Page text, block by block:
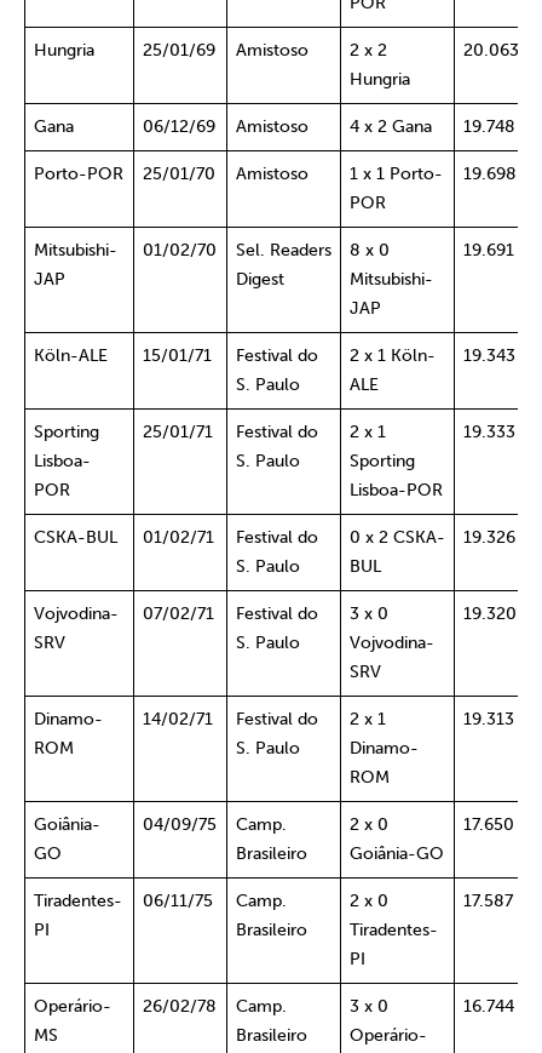
Hungria 25/01/69 Amistoso
2 x 2
Hungria
20.063
Gana 06/12/69 Amistoso 4 x 2 Gana 19.748
Porto-POR 25/01/70 Amistoso
1 x 1 Porto-
POR
19.698
Mitsubishi-
JAP
01/02/70
Sel. Readers
Digest
8 x 0
Mitsubishi-
JAP
19.691
Köln-ALE 15/01/71
Festival do
S. Paulo
2 x 1 Köln-
ALE
19.343
Sporting
Lisboa-
POR
25/01/71
Festival do
S. Paulo
2 x 1
Sporting
Lisboa-POR
19.333
CSKA-BUL 01/02/71
Festival do
S. Paulo
0 x 2 CSKA-
BUL
19.326
Vojvodina-
SRV
07/02/71
Festival do
S. Paulo
3 x 0
Vojvodina-
SRV
19.320
Dinamo-
ROM
14/02/71
Festival do
S. Paulo
2 x 1
Dinamo-
ROM
19.313
Goiânia-
GO
04/09/75
Camp.
Brasileiro
2 x 0
Goiânia-GO
17.650
Tiradentes-
PI
06/11/75
Camp.
Brasileiro
2 x 0
Tiradentes-
PI
17.587
Operário-
MS
26/02/78
Camp.
Brasileiro
3 x 0
Operário-
16.744